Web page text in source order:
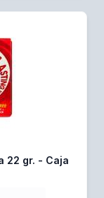
22 gr. - Caja